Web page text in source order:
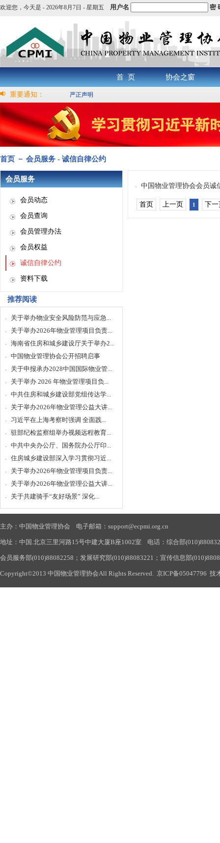
欢迎您， 今天是 - 2026年8月7日 - 星期五 用户名 密
首 页 协会之窗
重要通知： 严正声明
首页 － 会员服务 - 诚信自律公约
会员服务
会员动态
会员查询
会员管理办法
会员权益
诚信自律公约
资料下载
推荐阅读
关于举办物业安全风险防范与应急...
关于举办2026年物业管理项目负责...
海南省住房和城乡建设厅关于举办2...
中国物业管理协会公开招聘启事
关于申报承办2028中国国际物业管...
关于举办 2026 年物业管理项目负...
中共住房和城乡建设部党组传达学...
关于举办2026年物业管理公益大讲...
习近平在上海考察时强调 全面践...
驻部纪检监察组举办视频远程教育...
中共中央办公厅、国务院办公厅印...
住房城乡建设部深入学习贯彻习近...
关于举办2026年物业管理项目负责...
关于举办2026年物业管理公益大讲...
关于共建骑手“友好场景” 深化...
中国物业管理协会会员诚
首页 上一页 1 下一
主办：中国物业管理协会 电子邮箱：support@ecpmi.org.cn
地址：中国.北京三里河路15号中建大厦B座1002室 电话：综合部
会员服务部(010)88082258；发展研究部(010)88083221；宣传信息部
Copyright©2013 中国物业管理协会All Rights Reserved. 京ICP备05047796 技